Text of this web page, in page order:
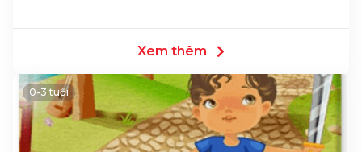
Xem thêm
0-3 tuổi